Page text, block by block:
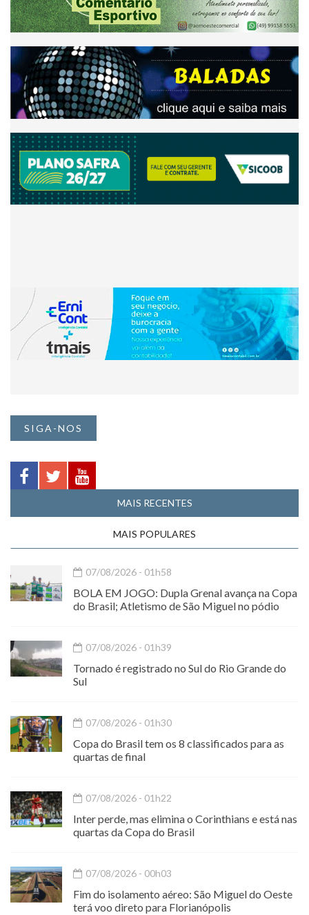
SIGA-NOS
MAIS RECENTES
MAIS POPULARES
07/08/2026 - 01h58
BOLA EM JOGO: Dupla Grenal avança na Copa
do Brasil; Atletismo de São Miguel no pódio
07/08/2026 - 01h39
Tornado é registrado no Sul do Rio Grande do
Sul
07/08/2026 - 01h30
Copa do Brasil tem os 8 classificados para as
quartas de final
07/08/2026 - 01h22
Inter perde, mas elimina o Corinthians e está nas
quartas da Copa do Brasil
07/08/2026 - 00h03
Fim do isolamento aéreo: São Miguel do Oeste
terá voo direto para Florianópolis